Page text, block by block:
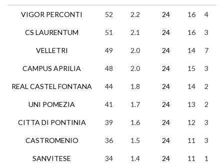
VIGOR PERCONTI
CS LAURENTUM
VELLETRI
CAMPUS APRILIA
REAL CASTEL FONTANA
UNI POMEZIA
CITTA DI PONTINIA
CASTROMENIO
SANVITESE
52 2.2 24 16 4
51 2.1 24 16 3
49 2.0 24 14 7
48 2.0 24 15 3
44 1.8 24 14 2
41 1.7 24 13 2
39 1.6 24 12 3
36 1.5 24 11 3
34 1.4 24 11 1